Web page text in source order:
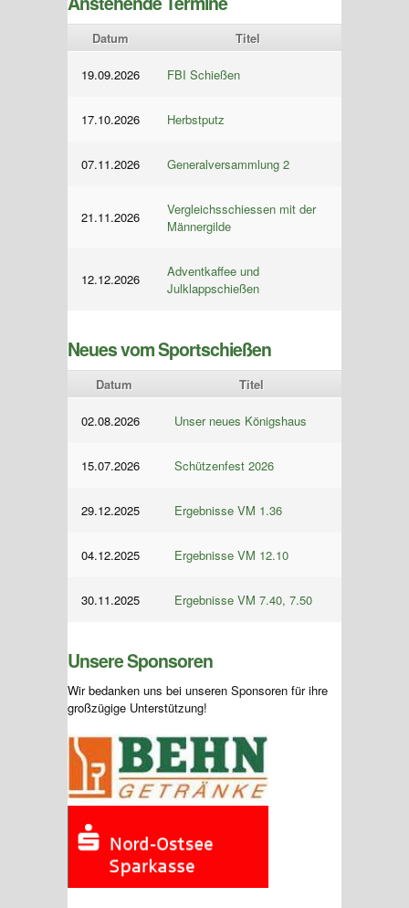
Datum Titel
19.09.2026 FBI Schießen
17.10.2026 Herbstputz
07.11.2026 Generalversammlung 2
21.11.2026
Vergleichsschiessen mit der
Männergilde
12.12.2026
Adventkaffee und
Julklappschießen
Neues vom Sportschießen
Datum Titel
02.08.2026 Unser neues Königshaus
15.07.2026 Schützenfest 2026
29.12.2025 Ergebnisse VM 1.36
04.12.2025 Ergebnisse VM 12.10
30.11.2025 Ergebnisse VM 7.40, 7.50
Unsere Sponsoren
Wir bedanken uns bei unseren Sponsoren für ihre
großzügige Unterstützung!